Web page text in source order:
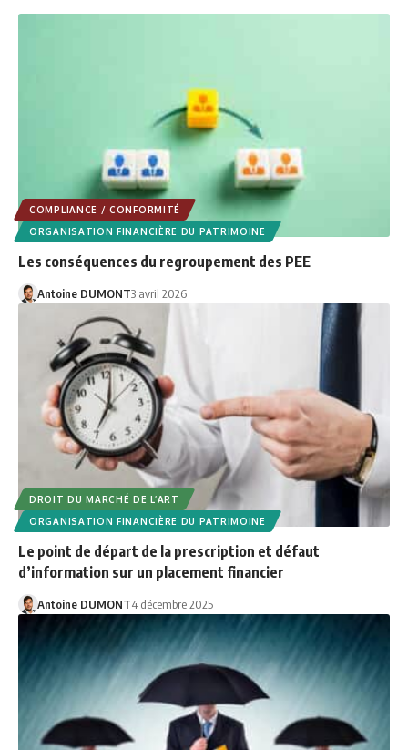
COMPLIANCE / CONFORMITÉ
ORGANISATION FINANCIÈRE DU PATRIMOINE
Les conséquences du regroupement des PEE
Antoine DUMONT3 avril 2026
DROIT DU MARCHÉ DE L’ART
ORGANISATION FINANCIÈRE DU PATRIMOINE
Le point de départ de la prescription et défaut
d’information sur un placement financier
Antoine DUMONT4 décembre 2025